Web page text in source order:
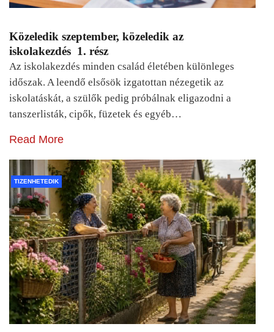
Közeledik szeptember, közeledik az
iskolakezdés 1. rész
Az iskolakezdés minden család életében különleges
időszak. A leendő elsősök izgatottan nézegetik az
iskolatáskát, a szülők pedig próbálnak eligazodni a
tanszerlisták, cipők, füzetek és egyéb…
Read More
TIZENHETEDIK